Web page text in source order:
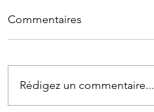
Commentaires
Rédigez un commentaire...